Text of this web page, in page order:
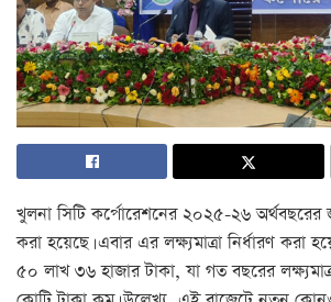
খুলনা সিটি কর্পোরেশনের ২০২৫-২৬ অর্থবছরের
করা হয়েছে। এবার এর লক্ষ্যমাত্রা নির্ধারণ করা
৫০ লাখ ৩৬ হাজার টাকা, যা গত বছরের